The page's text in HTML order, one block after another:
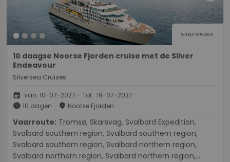
10 daagse Noorse Fjorden cruise met de Silver
Endeavour
Silversea Cruises
event van: 10-07-2027 - Tot: 19-07-2027
schedule 10 dagen place Noorse Fjorden
Vaarroute:
Svalbard southern region, Svalbard southern region,
Svalbard southern region, Svalbard northern region,
Svalbard northern region, Svalbard northern region,